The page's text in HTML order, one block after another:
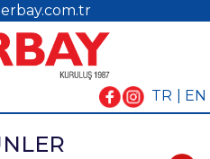
| EN
TR